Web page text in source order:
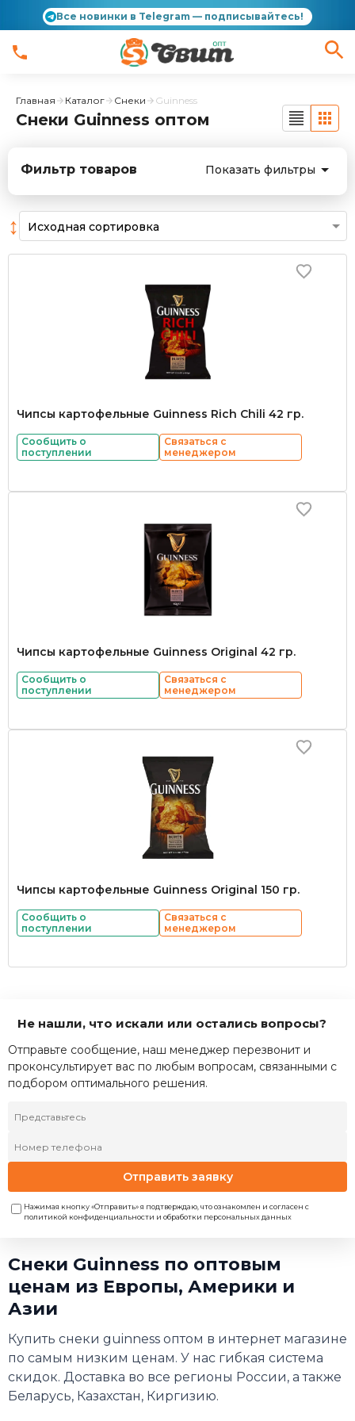
Все новинки в Telegram — подписывайтесь!
Главная Каталог Снеки Guinness
Снеки Guinness оптом
Фильтр товаров Показать фильтры
↕
Чипсы картофельные Guinness Rich Chili 42 гр.
Сообщить о
поступлении
Связаться с
менеджером
Чипсы картофельные Guinness Original 42 гр.
Сообщить о
поступлении
Связаться с
менеджером
Чипсы картофельные Guinness Original 150 гр.
Сообщить о
поступлении
Связаться с
менеджером
Не нашли, что искали или остались вопросы?
Отправьте сообщение, наш менеджер перезвонит и
проконсультирует вас по любым вопросам, связанными с
подбором оптимального решения.
Отправить заявку
Нажимая кнопку «Отправить» я подтверждаю, что ознакомлен и согласен с
политикой конфиденциальности и обработки персональных данных
Снеки Guinness по оптовым
ценам из Европы, Америки и
Азии
Купить снеки guinness оптом в интернет магазине
по самым низким ценам. У нас гибкая система
скидок. Доставка во все регионы России, а также
Беларусь, Казахстан, Киргизию.